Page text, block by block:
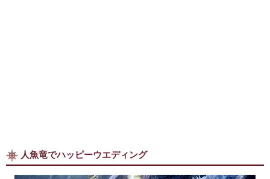
人魚竜でハッピーウエディング